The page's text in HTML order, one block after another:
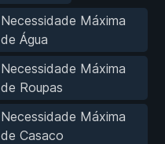
Necessidade Máxima
de Água
Necessidade Máxima
de Roupas
Necessidade Máxima
de Casaco